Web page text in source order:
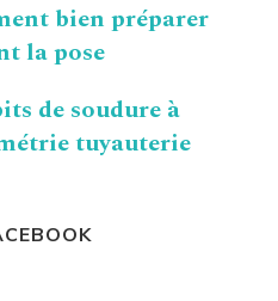
bien préparer
la pose
de soudure à
tuyauterie